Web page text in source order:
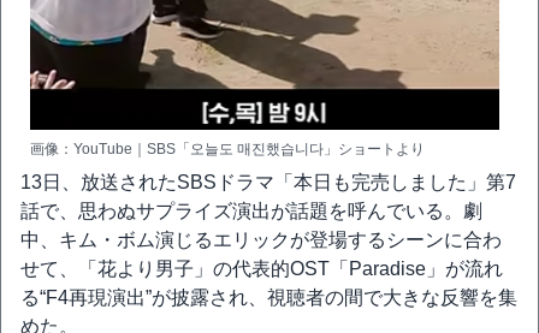
画像：YouTube｜SBS「오늘도 매진했습니다」ショートより
13日、放送されたSBSドラマ「本日も完売しました」第7
話で、思わぬサプライズ演出が話題を呼んでいる。劇
中、キム・ボム演じるエリックが登場するシーンに合わ
せて、「花より男子」の代表的OST「Paradise」が流れ
る“F4再現演出”が披露され、視聴者の間で大きな反響を集
めた。